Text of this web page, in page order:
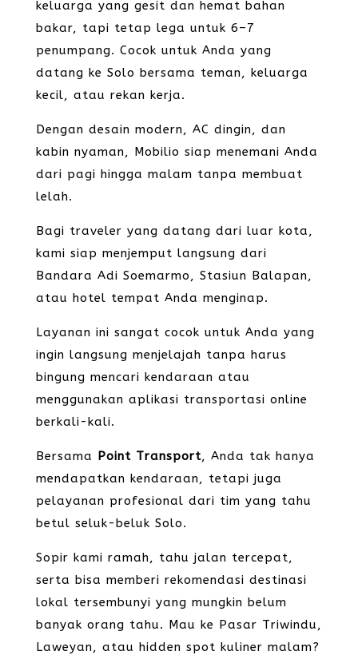
keluarga yang gesit dan hemat bahan
bakar, tapi tetap lega untuk 6–7
penumpang. Cocok untuk Anda yang
datang ke Solo bersama teman, keluarga
kecil, atau rekan kerja.
Dengan desain modern, AC dingin, dan
kabin nyaman, Mobilio siap menemani Anda
dari pagi hingga malam tanpa membuat
lelah.
Bagi traveler yang datang dari luar kota,
kami siap menjemput langsung dari
Bandara Adi Soemarmo, Stasiun Balapan,
atau hotel tempat Anda menginap.
Layanan ini sangat cocok untuk Anda yang
ingin langsung menjelajah tanpa harus
bingung mencari kendaraan atau
menggunakan aplikasi transportasi online
berkali-kali.
Bersama Point Transport, Anda tak hanya
mendapatkan kendaraan, tetapi juga
pelayanan profesional dari tim yang tahu
betul seluk-beluk Solo.
Sopir kami ramah, tahu jalan tercepat,
serta bisa memberi rekomendasi destinasi
lokal tersembunyi yang mungkin belum
banyak orang tahu. Mau ke Pasar Triwindu,
Laweyan, atau hidden spot kuliner malam?